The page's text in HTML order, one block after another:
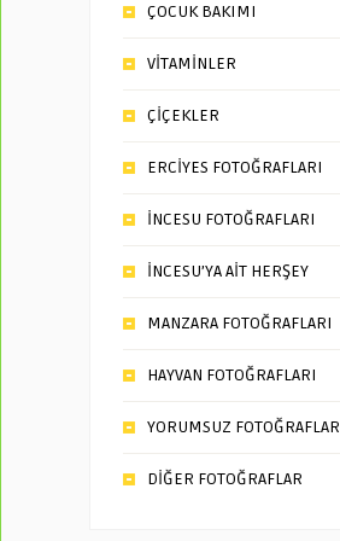
ÇOCUK BAKIMI
VİTAMİNLER
ÇİÇEKLER
ERCİYES FOTOĞRAFLARI
İNCESU FOTOĞRAFLARI
İNCESU’YA AİT HERŞEY
MANZARA FOTOĞRAFLARI
HAYVAN FOTOĞRAFLARI
YORUMSUZ FOTOĞRAFLAR
DİĞER FOTOĞRAFLAR